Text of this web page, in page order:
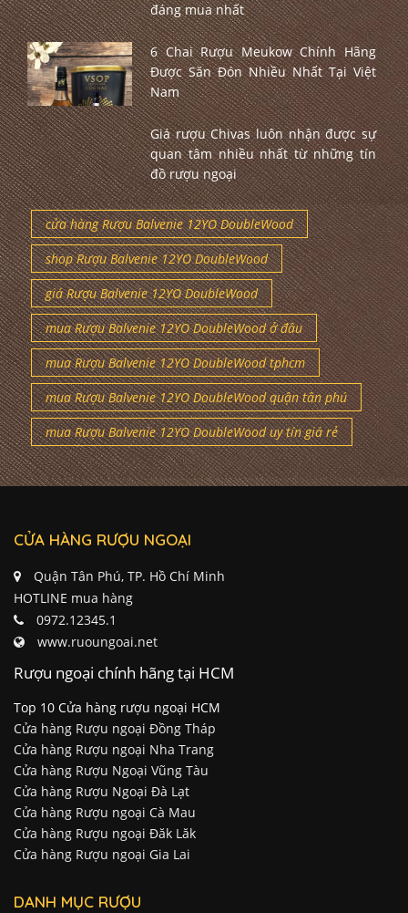
đáng mua nhất
6 Chai Rượu Meukow Chính Hãng
Được Săn Đón Nhiều Nhất Tại Việt
Nam
Giá rượu Chivas luôn nhận được sự
quan tâm nhiều nhất từ những tín
đồ rượu ngoại
cửa hàng Rượu Balvenie 12YO DoubleWood
shop Rượu Balvenie 12YO DoubleWood
giá Rượu Balvenie 12YO DoubleWood
mua Rượu Balvenie 12YO DoubleWood ở đâu
mua Rượu Balvenie 12YO DoubleWood tphcm
mua Rượu Balvenie 12YO DoubleWood quận tân phú
mua Rượu Balvenie 12YO DoubleWood uy tín giá rẻ
CỬA HÀNG RƯỢU NGOẠI
Quận Tân Phú, TP. Hồ Chí Minh
HOTLINE mua hàng
0972.12345.1
www.ruoungoai.net
Rượu ngoại chính hãng tại HCM
Top 10 Cửa hàng rượu ngoại HCM
Cửa hàng Rượu ngoại Đồng Tháp
Cửa hàng Rượu ngoại Nha Trang
Cửa hàng Rượu Ngoại Vũng Tàu
Cửa hàng Rượu Ngoại Đà Lạt
Cửa hàng Rượu ngoại Cà Mau
Cửa hàng Rượu ngoại Đăk Lăk
Cửa hàng Rượu ngoại Gia Lai
DANH MỤC RƯỢU